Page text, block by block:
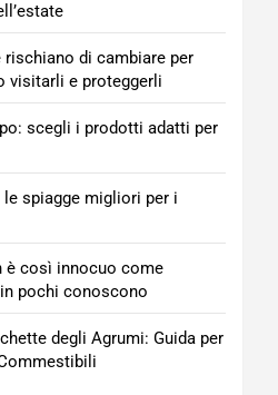
di cambiare per
visitarli e proteggerli
scegli i prodotti adatti per
le spiagge migliori per i
è così innocuo come
pochi conoscono
degli Agrumi: Guida per